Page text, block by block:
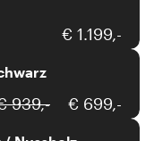
€ 1.199,-
939,- € 699,-
Team 7